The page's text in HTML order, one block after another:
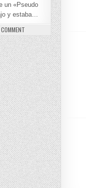
un «Pseudo
y estaba…
ON ORE DAKE HAIRERU